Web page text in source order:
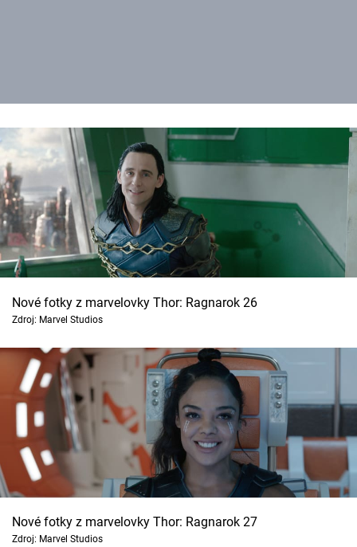
Nové fotky z marvelovky Thor: Ragnarok 26
Zdroj: Marvel Studios
Nové fotky z marvelovky Thor: Ragnarok 27
Zdroj: Marvel Studios